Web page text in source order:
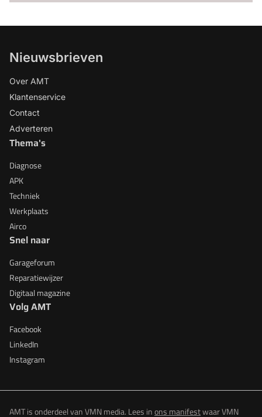
Nieuwsbrieven
Over AMT
Klantenservice
Contact
Adverteren
Thema's
Diagnose
APK
Techniek
Werkplaats
Airco
Snel naar
Garageforum
Reparatiewijzer
Digitaal magazine
Volg AMT
Facebook
LinkedIn
Instagram
AMT is onderdeel van VMN media. Lees inons manifestwaar VMN